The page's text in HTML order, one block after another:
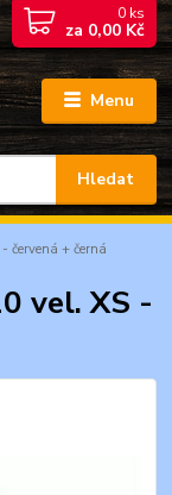
Menu
Hledat
0 ks
za 0,00 Kč
červená + černá
vel. XS -